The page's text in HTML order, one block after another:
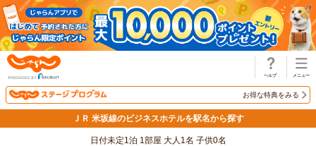
お得な特典をみる
ＪＲ 米坂線のビジネスホテルを駅名から探す
日付未定1泊 1部屋 大人1名 子供0名